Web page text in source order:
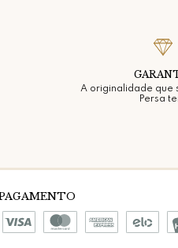
A originalidade que
Persa